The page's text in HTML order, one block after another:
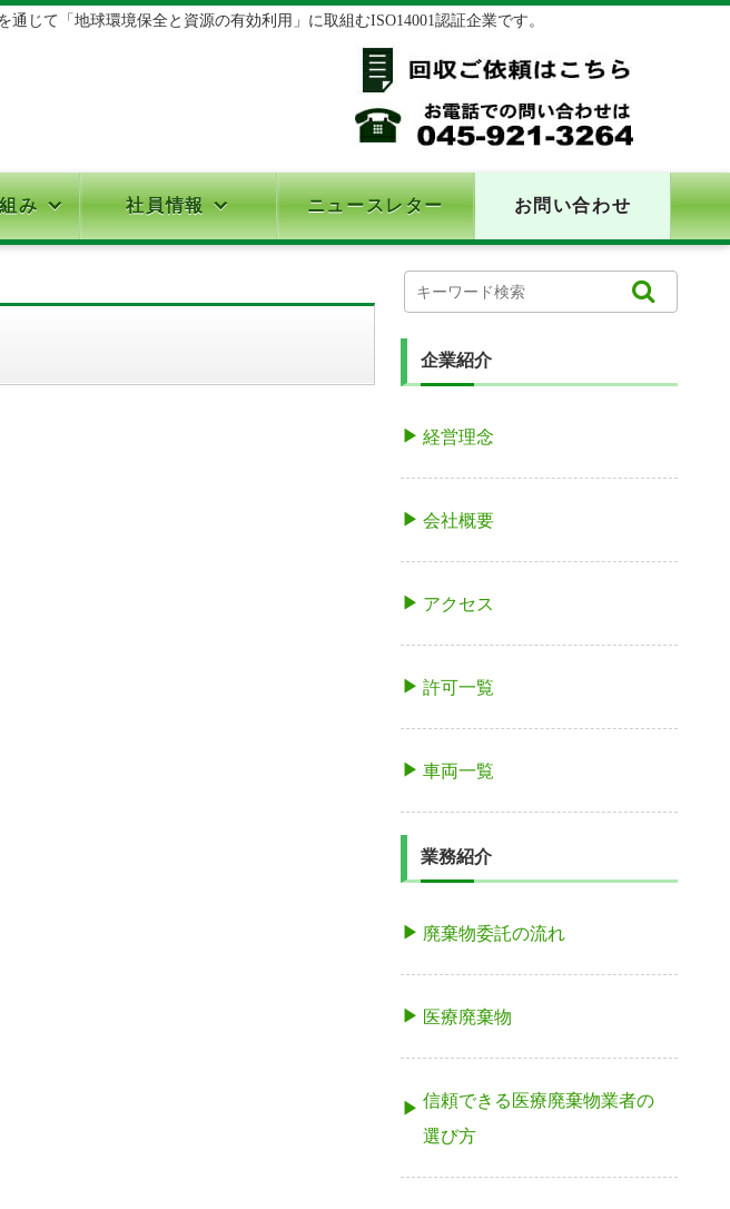
じて「地球環境保全と資源の有効利用」に取組むISO14001認証企業です。
み 社員情報 ニュースレター お問い合わせ
企業紹介
経営理念
会社概要
アクセス
許可一覧
車両一覧
業務紹介
廃棄物委託の流れ
医療廃棄物
信頼できる医療廃棄物業者の
選び方